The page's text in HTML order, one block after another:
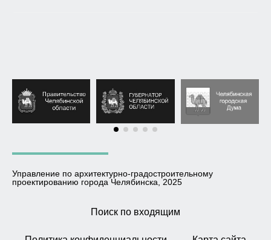
Управление по архитектурно-градостроительному
проектированию города Челябинска, 2025
Поиск по входящим